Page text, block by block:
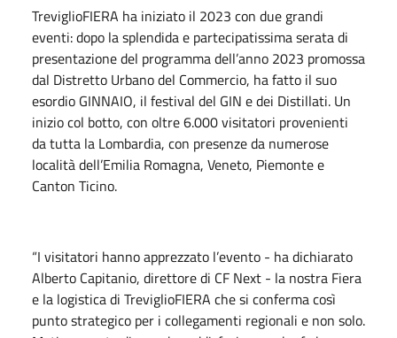
TreviglioFIERA ha iniziato il 2023 con due grandi
eventi: dopo la splendida e partecipatissima serata di
presentazione del programma dell’anno 2023 promossa
dal Distretto Urbano del Commercio, ha fatto il suo
esordio GINNAIO, il festival del GIN e dei Distillati. Un
inizio col botto, con oltre 6.000 visitatori provenienti
da tutta la Lombardia, con presenze da numerose
località dell’Emilia Romagna, Veneto, Piemonte e
Canton Ticino.
“I visitatori hanno apprezzato l’evento - ha dichiarato
Alberto Capitanio, direttore di CF Next - la nostra Fiera
e la logistica di TreviglioFIERA che si conferma così
punto strategico per i collegamenti regionali e non solo.